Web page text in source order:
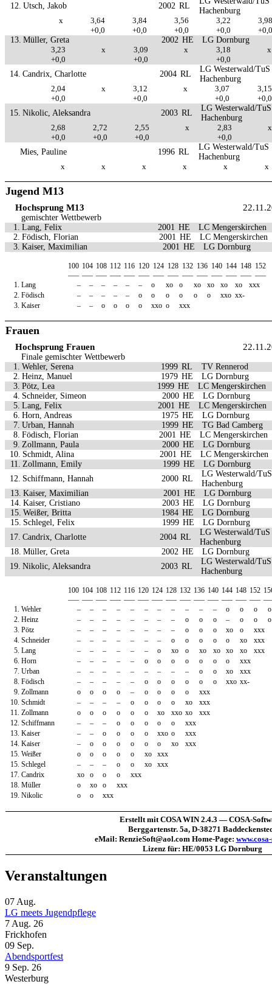
12. Utsch, Jakob 2002 RL
Hachenburg
x
3,64 3,84 3,56 3,22
3,98
+0,0
+0,0 +0,0 +0,0
+0,0
13. Müller, Greta 2002 HE
LG Dornburg
3,23
x 3,09 x 3,18
x
+0,0
+0,0
+0,0
14. Candrix, Charlotte 2004 RL
LG Westerwald/TuS
Hachenburg
2,04
x 3,12 x 3,07
3,15
+0,0
+0,0 +0,0
+0,0
15. Nikolic, Aleksandra 2003 RL
LG Westerwald/TuS
Hachenburg
2,68
2,72 2,55 x 2,83
x
+0,0
+0,0 +0,0
+0,0
Mies, Pauline
1996 RL
LG Westerwald/TuS
Hachenburg
x
x x x x x
Jugend M13
Hochsprung M13
gemischter Wettbewerb
1.
Lang, Felix 2001 HE
LC Mengerskirchen
2. Födisch, Florian 2001 HE
LC Mengerskirchen
3. Kaiser, Maximilian 2001 HE LG Dornburg
100 104 108 112 116 120 124 128 132 136 140 144 148 152
—– —– —– —– —– —– —– —– —– —– —– —– —– —–
1. Lang – – – – – – o xo o xo xo xo xo
xxx
2. Födisch – – – – – o o o o o o xxo xx-
3. Kaiser – – o o o o xxo o xxx
Frauen
Hochsprung Frauen
Finale gemischter Wettbewerb
1.
Wehler, Serena 1999 RL
TV Rennerod
2. Heinz, Manuel 1979 HE
LG Dornburg
3. Pötz, Lea 1999 HE
LC Mengerskirchen
4. Schneider, Simeon 2000 HE
LG Dornburg
5. Lang, Felix 2001 HE
LC Mengerskirchen
6. Horn, Andreas 1975 HE
LG Dornburg
7. Urban, Hannah 1999 HE
TG Bad Camberg
8. Födisch, Florian 2001 HE
LC Mengerskirchen
9. Zollmann, Paula 2000 HE
LG Dornburg
10. Schmidt, Alina 2001 HE
LC Mengerskirchen
11.
Zollmann, Emily 1999 HE
LG Dornburg
12. Schiffmann, Hannah 2000 RL
LG Westerwald/TuS
Hachenburg
13. Kaiser, Maximilian 2001 HE
LG Dornburg
14. Kaiser, Cristiano 2003 HE
LG Dornburg
15. Weißer, Britta 1984 HE
LG Dornburg
15. Schlegel, Felix 1999 HE
LG Dornburg
17. Candrix, Charlotte 2004 RL
LG Westerwald/TuS
Hachenburg
18. Müller, Greta 2002 HE
LG Dornburg
19. Nikolic, Aleksandra 2003 RL
LG Westerwald/TuS
Hachenburg
100 104 108 112 116 120 124 128 132 136 140 144 148 152
—– —– —– —– —– —– —– —– —– —– —– —– —– —–
1. Wehler – – – – – – – – – – – o o o
o
2. Heinz – – – – – – – – o o o – o o
o
3. Pötz – – – – – – – – o o o xo o
xxx
4. Schneider – – – – – – – o o o o o xo
xxx
5. Lang – – – – – – o xo o xo xo xo xo
xxx
6. Horn – – – – – o o o o o o o
xxx
7. Urban – – – – – – – – – o o xo
xxx
8. Födisch – – – – – o o o o o o xxo xx-
9. Zollmann o o o o – o o o o
xxx
10. Schmidt – – – – o o o o xo
xxx
11. Zollmann o o o o o o xo xxo xo
xxx
12. Schiffmann – – – o o o o o
xxx
13. Kaiser – – o o o o xxo o
xxx
14. Kaiser – o o o o o o xo
xxx
15. Weißer o o o o o xo
xxx
15. Schlegel – – – o o xo
xxx
17. Candrix xo o o o
xxx
18. Müller o xo o
xxx
19. Nikolic o o xxx
Erstellt mit COSA WIN 2.4.3 — COSA-
Berggartenstr. 5a, D-38271
eMail: RenzieSoft@aol.com Home-Page:
Lizenz für: HE/0053 LG Dornburg
Veranstaltungen
07 Aug.
LG meets Jugendpflege
7 Aug. 26
Frickhofen
09 Sep.
Abendsportfest
9 Sep. 26
Westerburg